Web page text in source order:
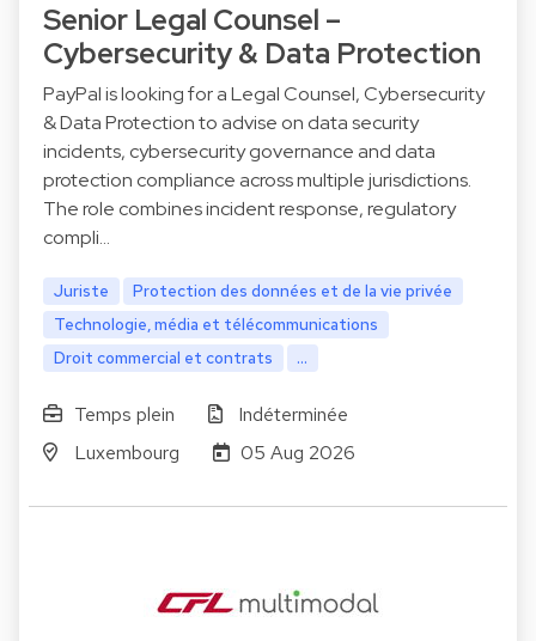
Senior Legal Counsel –
Cybersecurity & Data Protection
PayPal is looking for a Legal Counsel, Cybersecurity
& Data Protection to advise on data security
incidents, cybersecurity governance and data
protection compliance across multiple jurisdictions.
The role combines incident response, regulatory
compli…
Juriste
Protection des données et de la vie privée
Technologie, média et télécommunications
Droit commercial et contrats
...
Temps plein
Indéterminée
Luxembourg
05 Aug 2026